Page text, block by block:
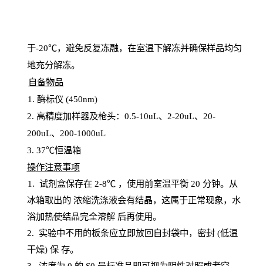
于-20℃，避免反复冻融，在室温下解冻并确保样品均匀
地充分解冻。
自备物品
1 . 酶标仪 (450nm)
2. 高精度加样器及枪头： 0.5-10uL、 2-20uL、 20-
200uL、 200-1000uL
3. 37℃恒温箱
操作注意事项
1. 试剂盒保存在 2-8℃ ，使用前室温平衡 20 分钟。从
冰箱取出的 浓缩洗涤液会有结晶，这属于正常现象，水
浴加热使结晶完全溶解 后再使用。
2. 实验中不用的板条应立即放回自封袋中，密封(低温
干燥) 保 存。